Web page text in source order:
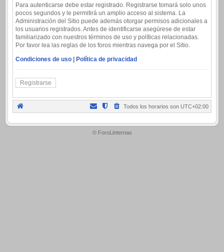
Para autenticarse debe estar registrado. Registrarse tomará solo unos
pocos segundos y le permitirá un amplio acceso al sistema. La
Administración del Sitio puede además otorgar permisos adicionales a
los usuarios registrados. Antes de identificarse asegúrese de estar
familiarizado con nuestros términos de uso y políticas relacionadas.
Por favor lea las reglas de los foros mientras navega por el Sitio.
Condiciones de uso | Política de privacidad
Registrarse
Todos los horarios son UTC+02:00
.
© ForoLinternas